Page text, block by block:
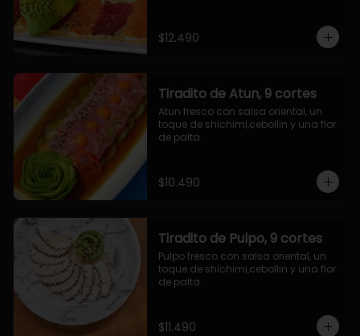
$12.490
Tiradito de Atun, 9 cortes
Atun fresco con salsa oriental, un
toque de shichimi,cebollin y una flor
de palta.
$10.490
Tiradito de Pulpo, 9 cortes
Pulpo fresco con salsa oriental, un
toque de shichimi,cebollin y una flor
de palta.
$11.490